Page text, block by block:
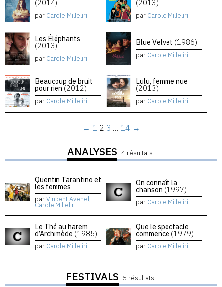
(2014)
par Carole Milleliri
(2013)
par Carole Milleliri
Les Éléphants
(2013)
par Carole Milleliri
Blue Velvet (1986)
par Carole Milleliri
Beaucoup de bruit
pour rien(2012)
par Carole Milleliri
Lulu, femme nue
(2013)
par Carole Milleliri
← 1 2 3 … 14 →
ANALYSES 4 résultats
Quentin Tarantino et
les femmes
parVincent Avenel,
Carole Milleliri
On connaît la
chanson (1997)
par Carole Milleliri
Le Thé au harem
d’Archimède (1985)
par Carole Milleliri
Que le spectacle
commence (1979)
par Carole Milleliri
FESTIVALS 5 résultats